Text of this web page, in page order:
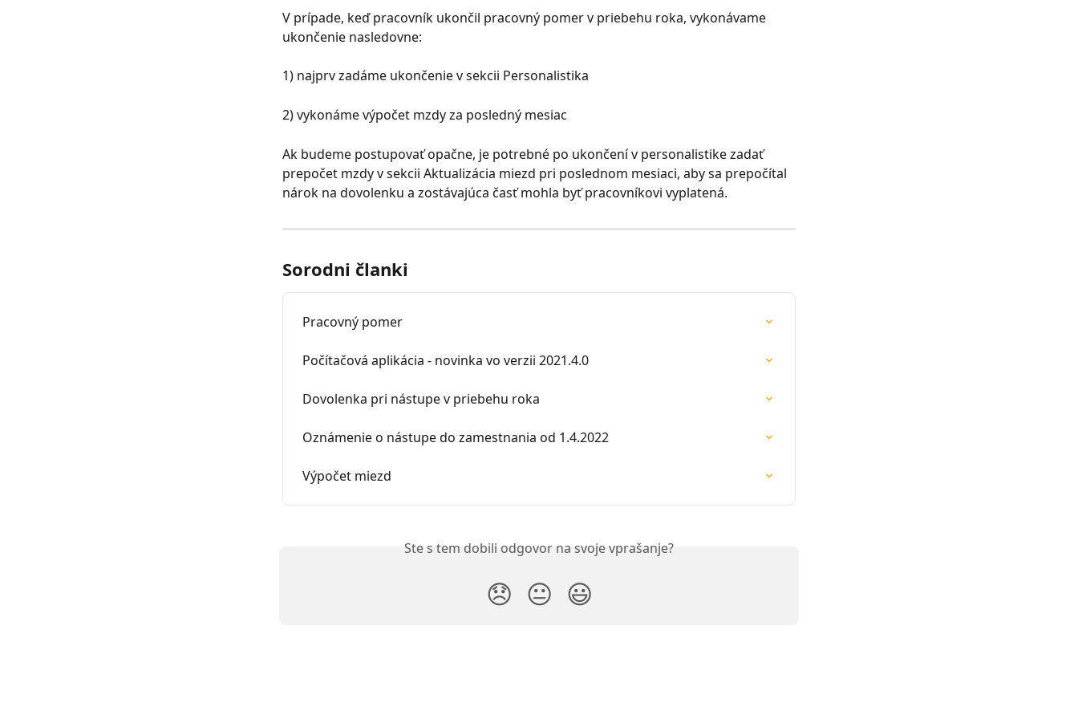
V prípade, keď pracovník ukončil pracovný pomer v priebehu roka, vykonávame
ukončenie nasledovne:
1) najprv zadáme ukončenie v sekcii Personalistika
2) vykonáme výpočet mzdy za posledný mesiac
Ak budeme postupovať opačne, je potrebné po ukončení v personalistike zadať
prepočet mzdy v sekcii Aktualizácia miezd pri poslednom mesiaci, aby sa prepočítal
nárok na dovolenku a zostávajúca časť mohla byť pracovníkovi vyplatená.
Sorodni članki
Pracovný pomer
Počítačová aplikácia - novinka vo verzii 2021.4.0
Dovolenka pri nástupe v priebehu roka
Oznámenie o nástupe do zamestnania od 1.4.2022
Výpočet miezd
Ste s tem dobili odgovor na svoje vprašanje?
😞 😐 😃